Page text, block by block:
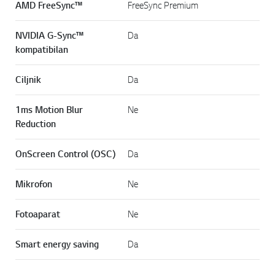
AMD FreeSync™ FreeSync Premium
NVIDIA G-Sync™
kompatibilan
Da
Ciljnik Da
1ms Motion Blur
Reduction
Ne
OnScreen Control (OSC) Da
Mikrofon Ne
Fotoaparat Ne
Smart energy saving Da